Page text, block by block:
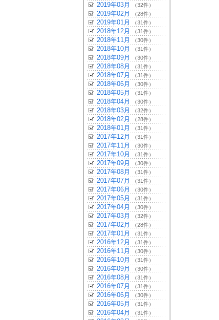
2019年03月 （32件）
2019年02月 （28件）
2019年01月 （31件）
2018年12月 （31件）
2018年11月 （30件）
2018年10月 （31件）
2018年09月 （30件）
2018年08月 （31件）
2018年07月 （31件）
2018年06月 （30件）
2018年05月 （31件）
2018年04月 （30件）
2018年03月 （32件）
2018年02月 （28件）
2018年01月 （31件）
2017年12月 （31件）
2017年11月 （30件）
2017年10月 （31件）
2017年09月 （30件）
2017年08月 （31件）
2017年07月 （31件）
2017年06月 （30件）
2017年05月 （31件）
2017年04月 （30件）
2017年03月 （32件）
2017年02月 （28件）
2017年01月 （31件）
2016年12月 （31件）
2016年11月 （30件）
2016年10月 （31件）
2016年09月 （30件）
2016年08月 （31件）
2016年07月 （31件）
2016年06月 （30件）
2016年05月 （31件）
2016年04月 （31件）